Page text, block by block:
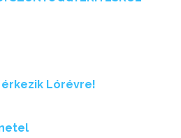
Lórévre!